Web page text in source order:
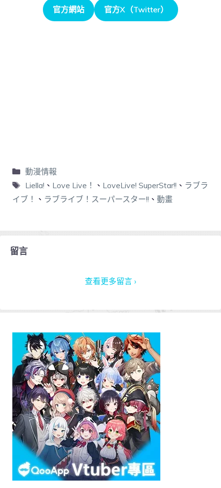
官方網站 官方X（Twitter）
動漫情報
Liella! 、 Love Live！ 、 LoveLive! SuperStar!! 、 ラブラ
イブ！
、 ラブライブ！スーパースター!! 、 動畫
留言
查看更多留言 ›